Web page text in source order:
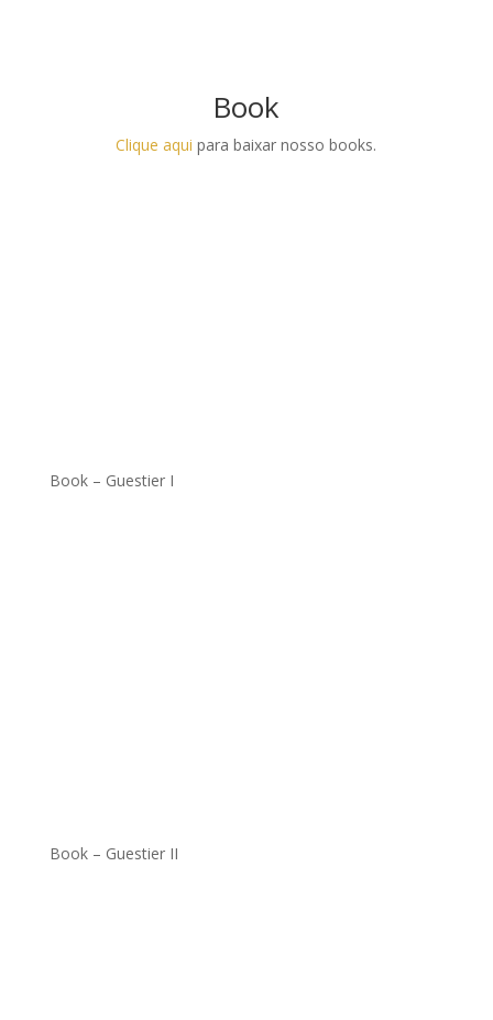
Book
Clique aqui para baixar nosso books.
Book – Guestier I
Book – Guestier II